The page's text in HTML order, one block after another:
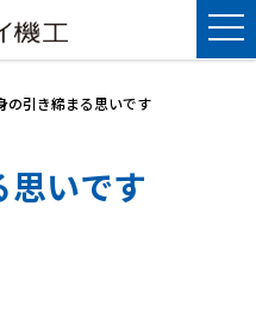
の引き締まる思いです
いです